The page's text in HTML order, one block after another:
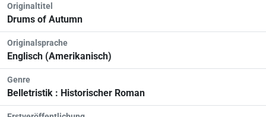
Originaltitel
Drums of Autumn
Originalsprache
Englisch (Amerikanisch)
Genre
Belletristik : Historischer Roman